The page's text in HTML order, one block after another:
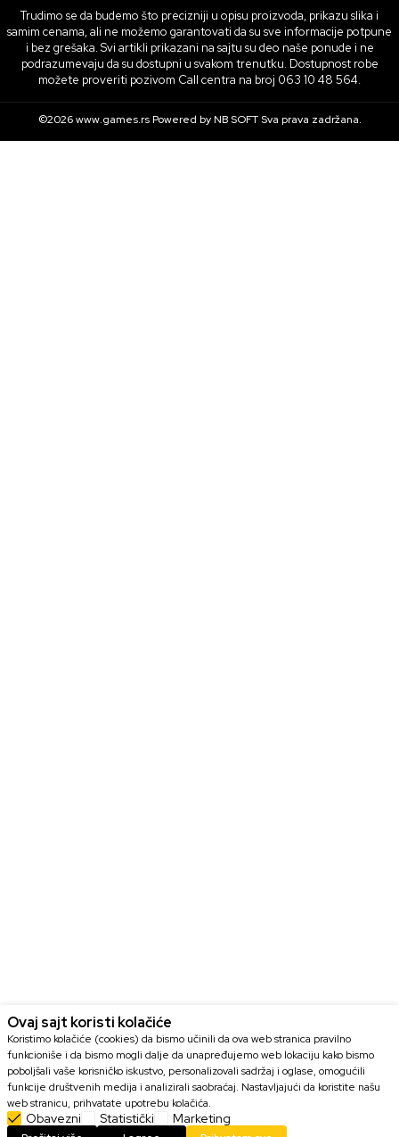
DODAJ U KORPU
Trudimo se da budemo što precizniji u opisu proizvoda, prikazu slika i
samim cenama, ali ne možemo garantovati da su sve informacije potpune
i bez grešaka. Svi artikli prikazani na sajtu su deo naše ponude i ne
podrazumevaju da su dostupni u svakom trenutku. Dostupnost robe
možete proveriti pozivom Call centra na broj 063 10 48 564.
©2026www.games.rs Powered byNB SOFTSva prava zadržana.
Ovaj sajt koristi kolačiće
Koristimo kolačiće (cookies) da bismo učinili da ova web stranica pravilno
funkcioniše i da bismo mogli dalje da unapređujemo web lokaciju kako bismo
poboljšali vaše korisničko iskustvo, personalizovali sadržaj i oglase, omogućili
funkcije društvenih medija i analizirali saobraćaj. Nastavljajući da koristite našu
web stranicu, prihvatate upotrebu kolačića.
Obavezni Statistički Marketing